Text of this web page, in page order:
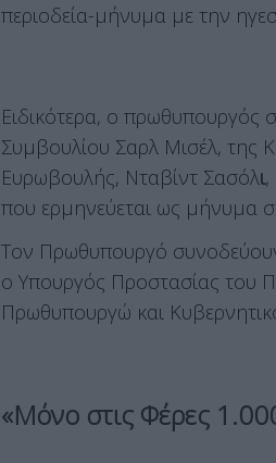
περιοδεία-μήνυμα με την
Ειδικότερα, ο
Συμβουλίου Σαρλ Μισέλ, της
Ευρωβουλής, Νταβίντ Σασόλι,
που ερμηνεύεται ως μήνυμα
Τον Πρωθυπουργό
ο Υπουργός Προστασίας του
Πρωθυπουργώ και
«Μόνο στις Φέρες